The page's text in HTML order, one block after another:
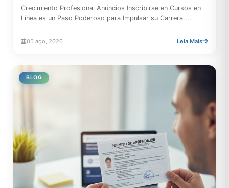
Crecimiento Profesional Anúncios Inscribirse en Cursos en
Línea es un Paso Poderoso para Impulsar su Carrera....
05 ago, 2026 Leia Mais
BLOG